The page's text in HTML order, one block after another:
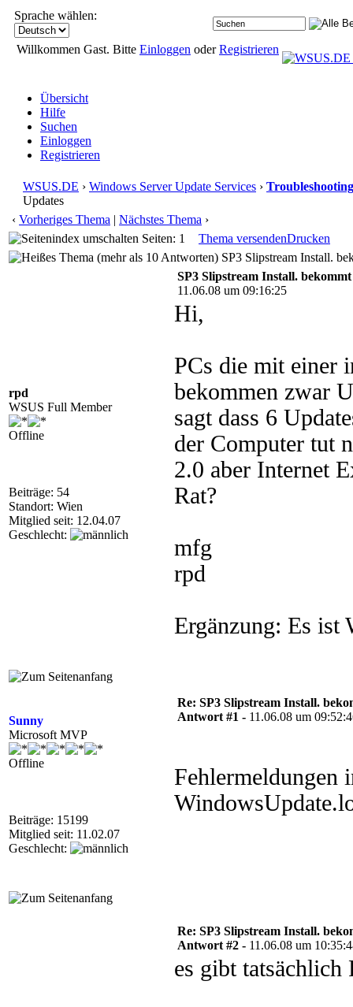
Sprache wählen:
Willkommen Gast. Bitte Einloggen oderRegistrieren
Übersicht
Hilfe
Suchen
Einloggen
Registrieren
WSUS.DE › Windows Server Update Services › Troubleshooting
Updates
‹ Vorheriges Thema | Nächstes Thema ›
Seiten: 1
Thema versendenDrucken
SP3 Slipstream Install.
rpd
WSUS Full Member
Offline
Beiträge: 54
Standort: Wien
Mitglied seit: 12.04.07
Geschlecht:
SP3 Slipstream Install.
11.06.08 um 09:16:25
Hi,
PCs die mit einer
bekommen zwar
sagt dass 6
der Computer tut
2.0 aber Internet
Rat?
mfg
rpd
Ergänzung: Es ist
Sunny
Microsoft MVP
Offline
Beiträge: 15199
Mitglied seit: 11.02.07
Geschlecht:
Re: SP3 Slipstream Install.
Antwort #1 - 11.06.08 um
Fehlermeldungen
Re: SP3 Slipstream Install.
Antwort #2 - 11.06.08 um
es gibt tatsächlich